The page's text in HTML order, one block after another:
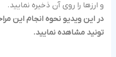
و ارزها را روی آن ذخیره نمایید.
در این ویدیو نحوه انجام این
تونید مشاهده نمایید.